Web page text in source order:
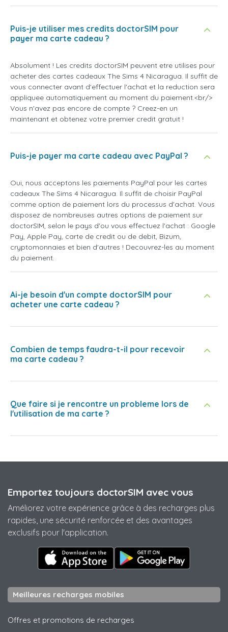
Puis-je utiliser mes credits doctorSIM pour
payer ma carte cadeau ?
Absolument ! Les credits doctorSIM peuvent etre utilises pour
acheter des cartes cadeaux The Sims 4 Nicaragua. Il suffit de
vous connecter avant d'effectuer l'achat et la reduction sera
appliquee automatiquement au moment du paiement.<br/>
Vous n'avez pas encore de compte ? Creez-en un
maintenant et obtenez votre premier credit gratuit !
Puis-je payer ma carte cadeau avec PayPal ?
Oui, nous acceptons les paiements PayPal pour les cartes
cadeaux The Sims 4 Nicaragua. Il suffit de choisir PayPal
comme option de paiement lors du processus d'achat. Vous
disposez de nombreuses autres options de paiement sur
doctorSIM, selon le pays d'ou vous effectuez l'achat : Google
Pay, Apple Pay, carte de credit ou de debit, Bizum,
cryptomonnaies et bien d'autres ! Decouvrez-les au moment
du paiement.
Ai-je besoin d'un compte doctorSIM pour
acheter une carte cadeau ?
Combien de temps faudra-t-il pour recevoir
ma carte cadeau ?
Que faire si je rencontre un probleme lors de
l'utilisation de ma carte ?
Emportez toujours doctorSIM avec vous
Améliorez votre expérience grâce à des recharges plus
rapides, une sécurité renforcée et des avantages
exclusifs pour l'application.
Meilleures recharges mobiles
Offres et promotions de recharges